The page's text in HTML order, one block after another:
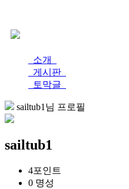
소개
게시판
토막글
sailtub1님 프로필
sailtub1
4포인트
0 명성